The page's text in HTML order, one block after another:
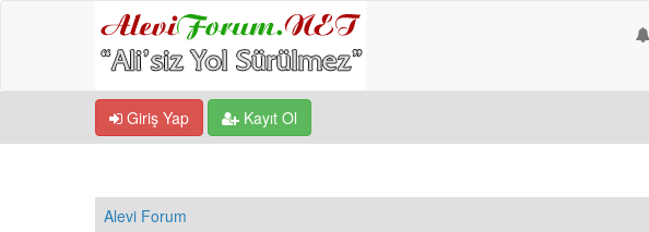
Giriş Yap Kayıt Ol
Alevi Forum